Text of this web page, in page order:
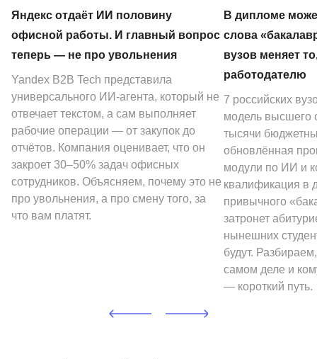
Яндекс отдаёт ИИ половину
офисной работы. И главный вопрос
теперь — не про увольнения
Yandex B2B Tech представила
универсального ИИ-агента, который не
отвечает текстом, а сам выполняет
рабочие операции — от закупок до
отчётов. Компания оценивает, что он
закроет 30–50% задач офисных
сотрудников. Объясняем, почему это не
про увольнения, а про смену того, за
что вам платят.
В дипломе
слова
вузов меняет
работодателю
7 российских
модель высшего
тысячи
обновлённая
модули по ИИ и
квалификация в
привычного
затронет
нынешних
будут.
самом деле и
— короткий путь.